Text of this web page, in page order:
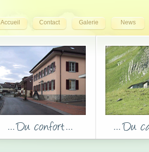
Accueil Contact Galerie News